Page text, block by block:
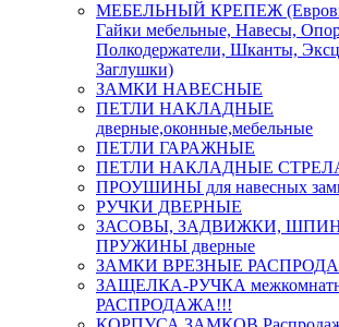
МЕБЕЛЬНЫЙ КРЕПЕЖ
Гайки мебельные, Навесы,
Полкодержатели, Шканты,
Заглушки)
ЗАМКИ НАВЕСНЫЕ
ПЕТЛИ НАКЛАДНЫЕ
дверные,оконные,мебельные
ПЕТЛИ ГАРАЖНЫЕ
ПЕТЛИ НАКЛАДНЫЕ
ПРОУШИНЫ для навесных
РУЧКИ ДВЕРНЫЕ
ЗАСОВЫ, ЗАДВИЖКИ,
ПРУЖИНЫ дверные
ЗАМКИ ВРЕЗНЫЕ
ЗАЩЕЛКА-РУЧКА
РАСПРОДАЖА!!!